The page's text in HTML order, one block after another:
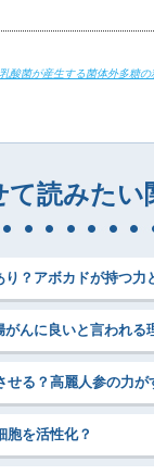
酸菌が産生する菌体外多糖
て読みたい
り？アボカドが持つ力
んに良いと言われる
せる？高麗人参の力が
胞を活性化？